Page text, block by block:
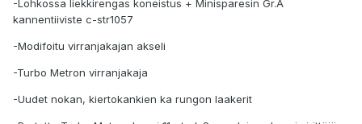
-Lohkossa liekkirengas koneistus + Minisparesin Gr.A
kannentiiviste c-str1057
-Modifoitu virranjakajan akseli
-Turbo Metron virranjakaja
-Uudet nokan, kiertokankien ka rungon laakerit